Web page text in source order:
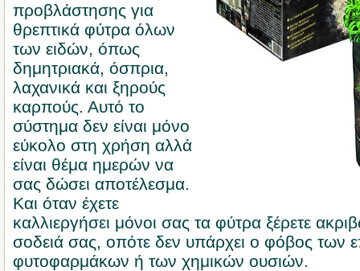
προβλάστησης για
θρεπτικά φύτρα όλων
των ειδών, όπως
δημητριακά, όσπρια,
λαχανικά και ξηρούς
καρπούς. Αυτό το
σύστημα δεν είναι μόνο
εύκολο στη χρήση αλλά
είναι θέμα ημερών να
σας δώσει αποτέλεσμα.
Και όταν έχετε
καλλιεργήσει μόνοι σας τα φύτρα ξέρετε
σοδειά σας, οπότε δεν υπάρχει ο φόβος των
φυτοφαρμάκων ή των χημικών ουσιών.